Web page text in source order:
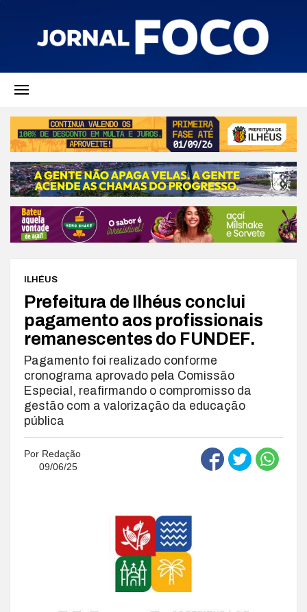
ILHÉUS
Prefeitura de Ilhéus conclui
pagamento aos profissionais
remanescentes do FUNDEF.
Pagamento foi realizado conforme
cronograma aprovado pela Comissão
Especial, reafirmando o compromisso da
gestão com a valorização da educação
pública
Por Redação
09/06/25